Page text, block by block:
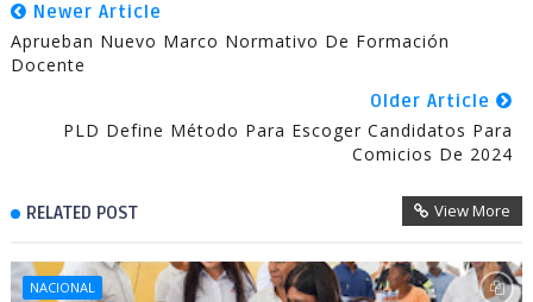
Newer Article
Aprueban Nuevo Marco Normativo De Formación
Docente
Older Article
PLD Define Método Para Escoger Candidatos Para
Comicios De 2024
RELATED POST View More
NACIONAL